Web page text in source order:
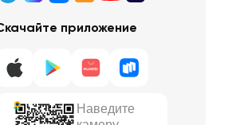
приложение
Наведите